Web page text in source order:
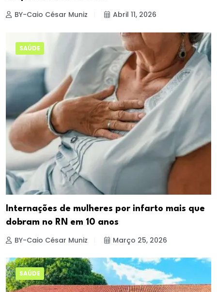
BY-Caio César Muniz Abril 11, 2026
SAÚDE
Internações de mulheres por infarto mais que
dobram no RN em 10 anos
BY-Caio César Muniz Março 25, 2026
SAÚDE